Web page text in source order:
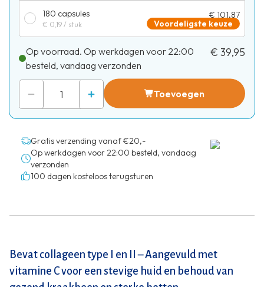
180 capsules
€ 0,19 / stuk
€ 101,87
Voordeligste keuze
Op voorraad. Op werkdagen voor 22:00
besteld, vandaag verzonden
€ 39,95
Toevoegen
Gratis verzending vanaf €20,-
Op werkdagen voor 22:00 besteld, vandaag
verzonden
100 dagen kosteloos terugsturen
Bevat collageen type I en II – Aangevuld met
vitamine C voor een stevige huid en behoud van